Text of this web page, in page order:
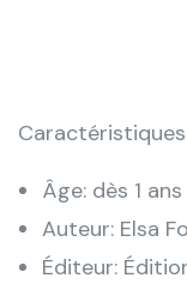
Âge: dès 1 ans
Auteur: Elsa
Éditeur: